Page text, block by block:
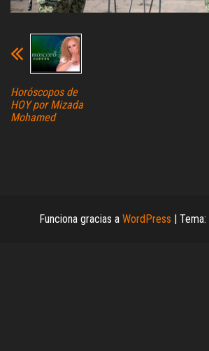
Horóscopos de
HOY por Mizada
Mohamed
Funciona gracias a WordPress | Tema: